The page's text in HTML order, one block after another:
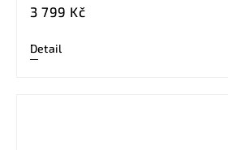
3 799 Kč
Detail